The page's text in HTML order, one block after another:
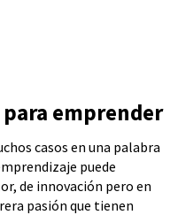
emprender
casos en una palabra
puede
de innovación pero en
pasión que tienen